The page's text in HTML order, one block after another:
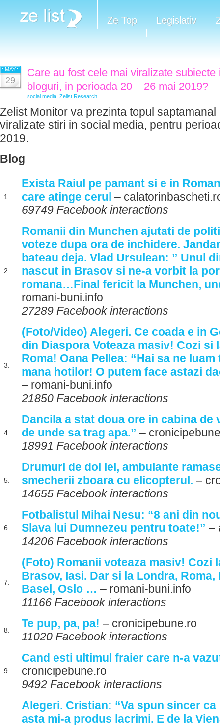
Ze Top Legislativ
MAY
29
Care au fost cele mai viralizate
bloguri, in perioada 20 – 26 mai 2019?
social media Zelist Research
Zelist Monitor va prezinta topul saptamanal
viralizate stiri in social media, pentru
2019.
Blog
1.
Exista Raiul pe pamant si e in
care atinge cerul –
69749 Facebook interactions
2.
Romanii din Munchen ajutati de
voteze dupa ora de inchidere.
bateau deja. Vlad Ursulean: ” Unul
nascut in Brasov si ne-a vorbit la
romana…Final fericit la Munchen,
romani-buni.info
27289 Facebook interactions
3.
(Foto/Video) Alegeri. Ce coada e in
din Diaspora Voteaza masiv! Cozi si
Roma! Oana Pellea: “Hai sa ne
mana hotilor! O putem face astazi
– romani-buni.info
21850 Facebook interactions
4.
Dancila a stat doua ore in cabina de
de unde sa trag apa.” –
18991 Facebook interactions
5.
Drumuri de doi lei, ambulante
smecherii zboara cu elicopterul. –
14655 Facebook interactions
6.
Fotbalistul Mihai Nesu: “8 ani din
Slava lui Dumnezeu pentru toate!” –
14206 Facebook interactions
7.
(Foto) Romanii voteaza masiv! Cozi
Brasov, Iasi. Dar si la Londra, Roma,
Basel, Oslo … – romani-buni.info
11166 Facebook interactions
8.
Te pup, pa, pa! – cronicipebune.ro
11020 Facebook interactions
9.
Cand esti ultimul fraier care n-a
cronicipebune.ro
9492 Facebook interactions
Alegeri. Cristian: “Va spun sincer ca
asta mi-a produs lacrimi. E de la